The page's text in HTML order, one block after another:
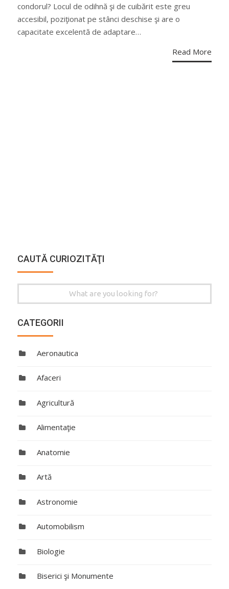
condorul? Locul de odihnă şi de cuibărit este greu
accesibil, poziţionat pe stânci deschise şi are o
capacitate excelentă de adaptare…
Read More
CAUTĂ CURIOZITĂŢI
for:
CATEGORII
Aeronautica
Afaceri
Agricultură
Alimentaţie
Anatomie
Artă
Astronomie
Automobilism
Biologie
Biserici şi Monumente